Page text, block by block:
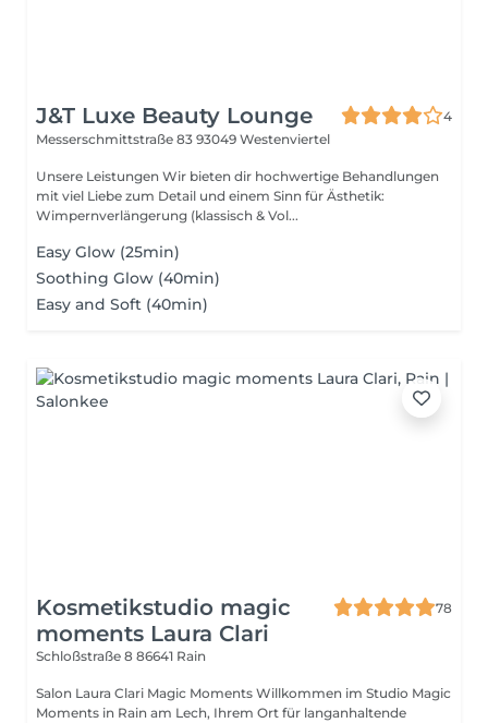
J&T Luxe Beauty Lounge
4
Messerschmittstraße 83 93049 Westenviertel
Unsere Leistungen Wir bieten dir hochwertige Behandlungen
mit viel Liebe zum Detail und einem Sinn für Ästhetik:
Wimpernverlängerung (klassisch & Vol...
Easy Glow (25min)
Soothing Glow (40min)
Easy and Soft (40min)
Kosmetikstudio magic
moments Laura Clari
78
Schloßstraße 8 86641 Rain
Salon Laura Clari Magic Moments Willkommen im Studio Magic
Moments in Rain am Lech, Ihrem Ort für langanhaltende